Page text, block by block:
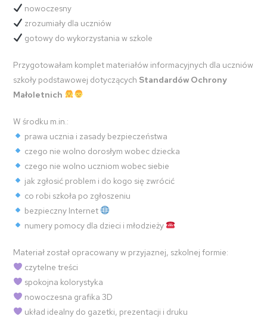
nowoczesny
zrozumiały dla uczniów
gotowy do wykorzystania w szkole
Przygotowałam komplet materiałów informacyjnych dla uczniów
szkoły podstawowej dotyczących Standardów Ochrony
Małoletnich
W środku m.in.:
prawa ucznia i zasady bezpieczeństwa
czego nie wolno dorosłym wobec dziecka
czego nie wolno uczniom wobec siebie
jak zgłosić problem i do kogo się zwrócić
co robi szkoła po zgłoszeniu
bezpieczny Internet
numery pomocy dla dzieci i młodzieży
Materiał został opracowany w przyjaznej, szkolnej formie:
czytelne treści
spokojna kolorystyka
nowoczesna grafika 3D
układ idealny do gazetki, prezentacji i druku